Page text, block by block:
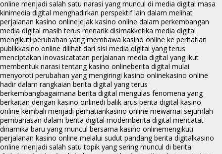
online menjadi salah satu narasi yang muncul di media digital masa
kinimedia digital menghadirkan perspektif lain dalam melihat
perjalanan kasino onlinejejak kasino online dalam perkembangan
media digital masih terus menarik disimakketika media digital
mengikuti perubahan yang membawa kasino online ke perhatian
publikkasino online dilihat dari sisi media digital yang terus
menciptakan inovasicatatan perjalanan media digital yang ikut
membentuk narasi tentang kasino onlineberita digital mulai
menyoroti perubahan yang mengiringi kasino onlinekasino online
hadir dalam rangkaian berita digital yang terus
berkembangbagaimana berita digital mengulas fenomena yang
berkaitan dengan kasino onlinedi balik arus berita digital kasino
online kembali menjadi perhatiankasino online mewarnai sejumlah
pembahasan dalam berita digital modernberita digital mencatat
dinamika baru yang muncul bersama kasino onlinemengikuti
perjalanan kasino online melalui sudut pandang berita digitalkasino
online menjadi salah satu topik yang sering muncul di berita